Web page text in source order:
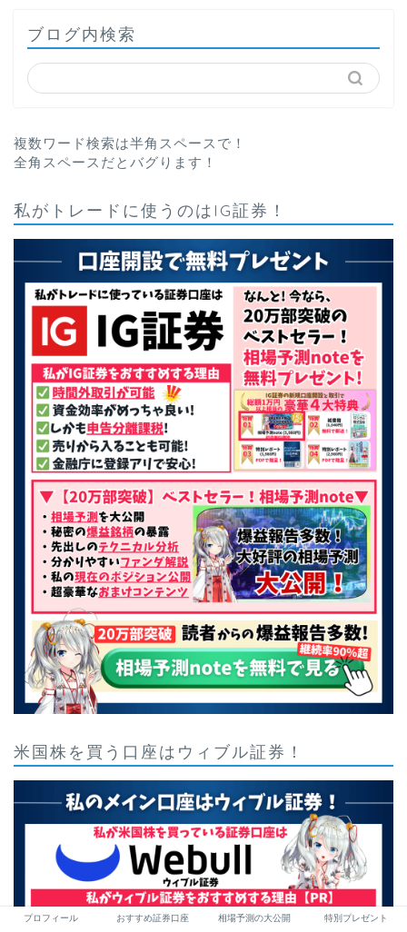
ブログ内検索
複数ワード検索は半角スペースで！
全角スペースだとバグります！
私がトレードに使うのはIG証券！
米国株を買う口座はウィブル証券！
プロフィール おすすめ証券口座 相場予測の大公開 特別プレゼント